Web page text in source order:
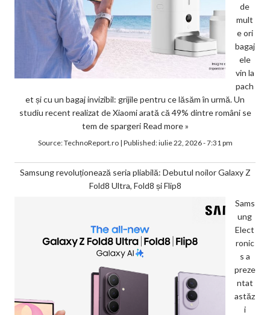
de
mult
e ori
bagaj
ele
vin la
pach
et și cu un bagaj invizibil: grijile pentru ce lăsăm în urmă. Un
studiu recent realizat de Xiaomi arată că 49% dintre români se
tem de spargeri Read more »
Source:TechnoReport.ro| Published:iulie 22, 2026 - 7:31 pm
Samsung revoluționează seria pliabilă: Debutul noilor Galaxy Z
Fold8 Ultra, Fold8 și Flip8
Sams
ung
Elect
ronic
s a
preze
ntat
astăz
i